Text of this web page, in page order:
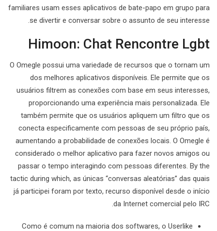
familiares usam esses aplicativos de bate-papo em grupo para
se divertir e conversar sobre o assunto de seu interesse.
Himoon: Chat Rencontre Lgbt
O Omegle possui uma variedade de recursos que o tornam um
dos melhores aplicativos disponíveis. Ele permite que os
usuários filtrem as conexões com base em seus interesses,
proporcionando uma experiência mais personalizada. Ele
também permite que os usuários apliquem um filtro que os
conecta especificamente com pessoas de seu próprio país,
aumentando a probabilidade de conexões locais. O Omegle é
considerado o melhor aplicativo para fazer novos amigos ou
passar o tempo interagindo com pessoas diferentes. By the
tactic during which, as únicas “conversas aleatórias” das quais
já participei foram por texto, recurso disponível desde o início
da Internet comercial pelo IRC.
Como é comum na maioria dos softwares, o Userlike